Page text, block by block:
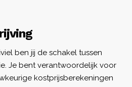
ben jij de schakel tussen
Je bent verantwoordelijk voor
kostprijsberekeningen